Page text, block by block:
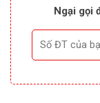
Ngại gọi